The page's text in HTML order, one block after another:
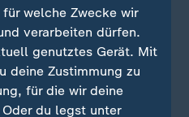
1,3 (minus 1,4),
1,5 (minus 1,5) und
mit minus 2,4 (minus
welche Zwecke wir
verarbeiten dürfen.
genutztes Gerät. Mit
deine Zustimmung zu
für die wir deine
du legst unter